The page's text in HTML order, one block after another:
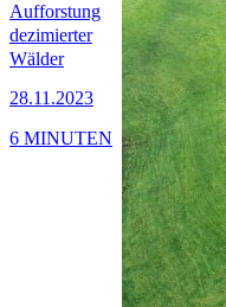
Aufforstung
dezimierter
Wälder
28.11.2023
6 MINUTEN